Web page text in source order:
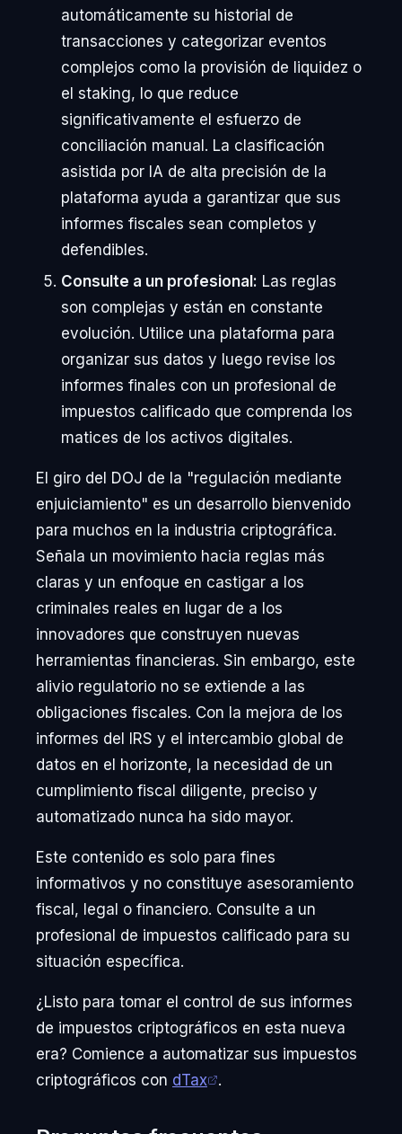
automáticamente su historial de
transacciones y categorizar eventos
complejos como la provisión de liquidez o
el staking, lo que reduce
significativamente el esfuerzo de
conciliación manual. La clasificación
asistida por IA de alta precisión de la
plataforma ayuda a garantizar que sus
informes fiscales sean completos y
defendibles.
Consulte a un profesional: Las reglas
son complejas y están en constante
evolución. Utilice una plataforma para
organizar sus datos y luego revise los
informes finales con un profesional de
impuestos calificado que comprenda los
matices de los activos digitales.
El giro del DOJ de la "regulación mediante
enjuiciamiento" es un desarrollo bienvenido
para muchos en la industria criptográfica.
Señala un movimiento hacia reglas más
claras y un enfoque en castigar a los
criminales reales en lugar de a los
innovadores que construyen nuevas
herramientas financieras. Sin embargo, este
alivio regulatorio no se extiende a las
obligaciones fiscales. Con la mejora de los
informes del IRS y el intercambio global de
datos en el horizonte, la necesidad de un
cumplimiento fiscal diligente, preciso y
automatizado nunca ha sido mayor.
Este contenido es solo para fines
informativos y no constituye asesoramiento
fiscal, legal o financiero. Consulte a un
profesional de impuestos calificado para su
situación específica.
¿Listo para tomar el control de sus informes
de impuestos criptográficos en esta nueva
era? Comience a automatizar sus impuestos
criptográficos con dTax .